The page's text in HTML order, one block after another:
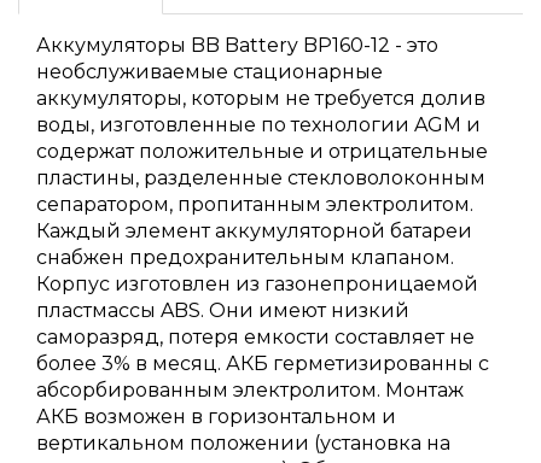
Аккумуляторы BB Battery BP160-12 - это
необслуживаемые стационарные
аккумуляторы, которым не требуется долив
воды, изготовленные по технологии AGM и
содержат положительные и отрицательные
пластины, разделенные стекловолоконным
сепаратором, пропитанным электролитом.
Каждый элемент аккумуляторной батареи
снабжен предохранительным клапаном.
Корпус изготовлен из газонепроницаемой
пластмассы ABS. Они имеют низкий
саморазряд, потеря емкости составляет не
более 3% в месяц. АКБ герметизированны с
абсорбированным электролитом. Монтаж
АКБ возможен в горизонтальном и
вертикальном положении (установка на